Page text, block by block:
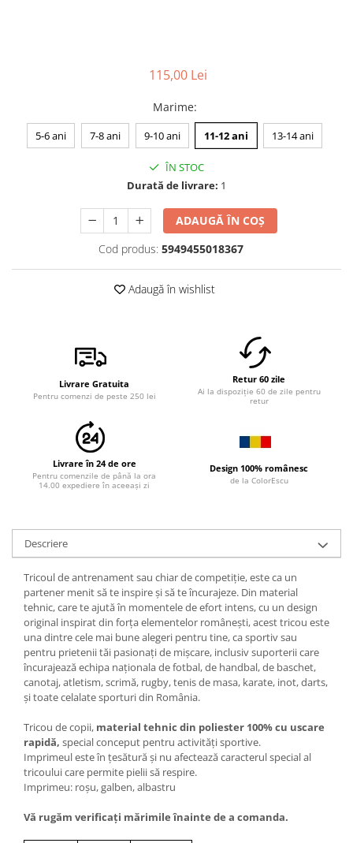
115,00 Lei
Marime:
5-6 ani 7-8 ani 9-10 ani 11-12 ani 13-14 ani
ÎN STOC
Durată de livrare: 1
ADAUGĂ ÎN COȘ
Cod produs: 5949455018367
Adaugă în wishlist
Livrare Gratuita
Pentru comenzi de peste 250 lei
Retur 60 zile
Ai la dispoziție 60 de zile pentru
retur
Livrare în 24 de ore
Pentru comenzile de până la ora
14.00 expediere în aceeași zi
Design 100% românesc
de la ColorEscu
Descriere
Tricoul de antrenament sau chiar de competiție, este ca un
partener menit să te inspire și să te încurajeze. Din material
tehnic, care te ajută în momentele de efort intens, cu un design
original inspirat din forța elementelor românești, acest tricou este
una dintre cele mai bune alegeri pentru tine, ca sportiv sau
pentru prietenii tăi pasionați de mișcare, inclusiv suporterii care
încurajează echipa naționala de fotbal, de handbal, de baschet,
canotaj, atletism, scrimă, rugby, tenis de masa, karate, inot, darts,
și toate celalate sporturi din România.
Tricou de copii, material tehnic din poliester 100% cu uscare
rapidă, special conceput pentru activități sportive.
Imprimeul este în țesătură și nu afectează caracterul special al
tricoului care permite pielii să respire.
Imprimeu: roșu, galben, albastru
Vă rugăm verificaţi mărimile înainte de a comanda.